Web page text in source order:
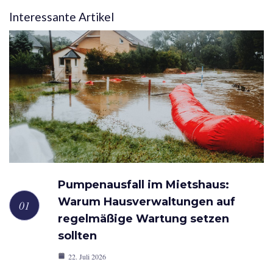
Interessante Artikel
Pumpenausfall im Mietshaus:
Warum Hausverwaltungen auf
regelmäßige Wartung setzen
sollten
22. Juli 2026